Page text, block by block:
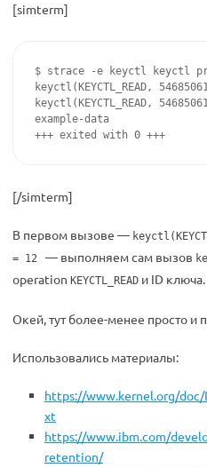
[simterm]
$ strace -e keyctl keyctl
keyctl(KEYCTL_READ,
keyctl(KEYCTL_READ,
example-data
+++ exited with 0 +++
[/simterm]
В первом вызове —
= 12
— выполняем сам вызов
operation KEYCTL_READ и ID ключа.
Окей, тут более-менее просто и
Использовались материалы:
https://www.kernel.org/
xt
https://www.ibm.com/
retention/